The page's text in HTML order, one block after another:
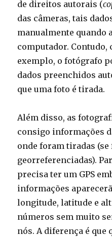
de direitos autorais (
das câmeras, tais
manualmente quando
computador. Contudo,
exemplo, o fotógrafo
dados preenchidos
que uma foto é tirada.
Além disso, as
consigo informações
onde foram tiradas (se
georreferenciadas).
precisa ter um GPS
informações
longitude, latitude e
números sem muito
nós. A diferença é que